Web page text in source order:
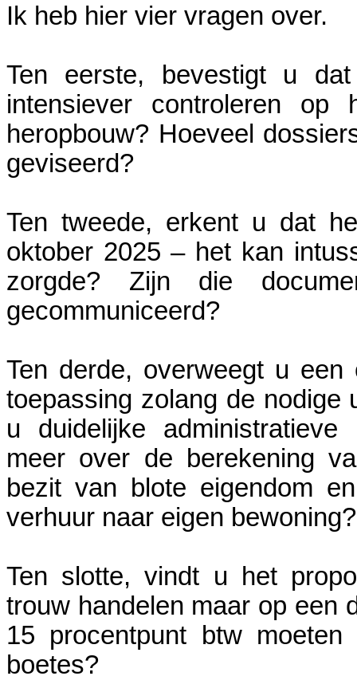
Ik heb hier vier vragen over.
Ten eerste, bevestigt u
intensiever controleren
heropbouw? Hoeveel
geviseerd?
Ten tweede, erkent u dat
oktober 2025 – het kan
zorgde? Zijn die
gecommuniceerd?
Ten derde, overweegt u een
toepassing zolang de nodige
u duidelijke
meer over de berekening
bezit van blote eigendom
verhuur naar eigen bewoning?
Ten slotte, vindt u het
trouw handelen maar op een
15 procentpunt btw
boetes?